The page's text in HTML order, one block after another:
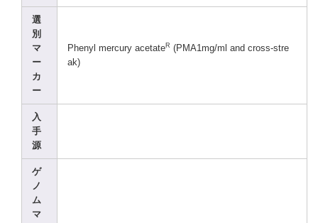
選
別
マ
ー
カ
ー
Pheny l mercury acetateR (PMA1mg/ml and cross-stre
ak)
入
手
源
ゲ
ノ
ム
マ